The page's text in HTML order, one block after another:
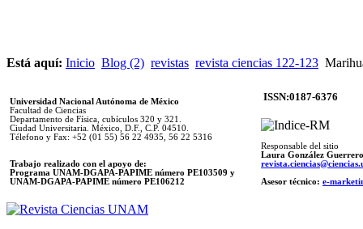
Está aquí: Inicio Blog (2) revistas revista ciencias 122-123
Universidad Nacional Autónoma de México
Facultad de Ciencias
Departamento de Física, cubículos 320 y 321.
Ciudad Universitaria. México, D.F., C.P. 04510.
Télefono y Fax: +52 (01 55) 56 22 4935, 56 22 5316
Trabajo realizado con el apoyo de:
Programa UNAM-DGAPA-PAPIME número PE103509 y
UNAM-DGAPA-PAPIME número PE106212
ISSN:0187-6376
Responsable del sitio
Laura González Guerrero
Asesor técnico: e-